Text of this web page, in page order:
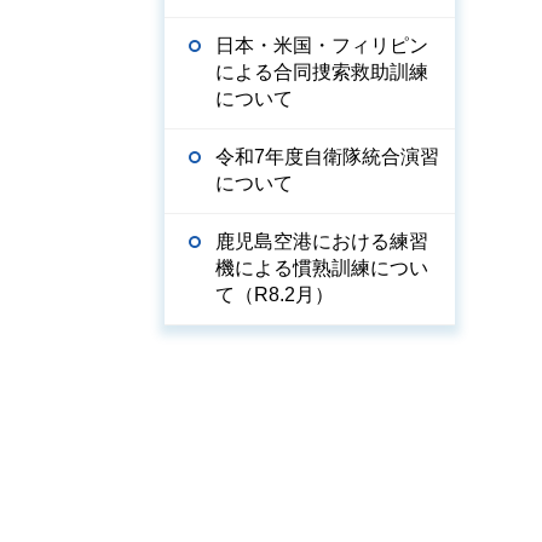
日本・米国・フィリピン
による合同捜索救助訓練
について
令和7年度自衛隊統合演習
について
鹿児島空港における練習
機による慣熟訓練につい
て（R8.2月）